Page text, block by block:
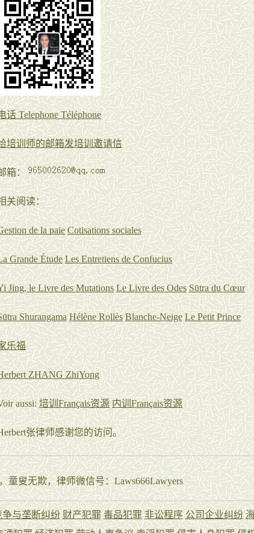
话 Telephone Téléphone
培训师的邮箱发培训邀请信
箱：
关阅读：
de la paie Cotisations sociales
Grande Étude Les Entretiens de Confucius
Jing, le Livre des Mutations Le Livre des Odes Sūtra du Cœur
Shurangama Hélène Rollès Blanche-Neige Le Petit Prince
乐福
ZHANG ZhiYong
aussi:培训Français资源 内训Français资源
张律师感谢您的访问。
童叟无欺，律师微信号：Laws666Lawyers